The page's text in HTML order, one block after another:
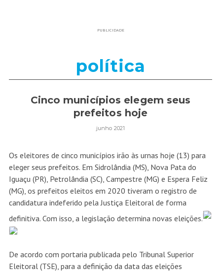
PUBLICIDADE
política
Cinco municípios elegem seus
prefeitos hoje
junho 2021
Os eleitores de cinco municípios irão às urnas hoje (13) para
eleger seus prefeitos. Em Sidrolândia (MS), Nova Pata do
Iguaçu (PR), Petrolândia (SC), Campestre (MG) e Espera Feliz
(MG), os prefeitos eleitos em 2020 tiveram o registro de
candidatura indeferido pela Justiça Eleitoral de forma
definitiva. Com isso, a legislação determina novas eleições.
De acordo com portaria publicada pelo Tribunal Superior
Eleitoral (TSE), para a definição da data das eleições